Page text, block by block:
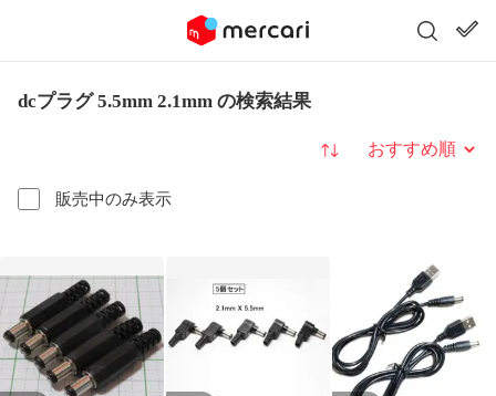
dcプラグ 5.5mm 2.1mm の検索結果
販売中のみ表示
並び替え